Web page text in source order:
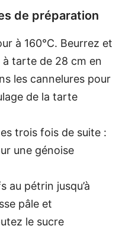
de préparation
à 160°C. Beurrez et
tarte de 28 cm en
les cannelures pour
de la tarte
trois fois de suite :
une génoise
au pétrin jusqu’à
pâle et
le sucre